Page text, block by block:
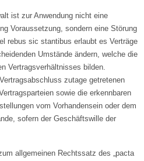
ist zur Anwendung nicht eine
Voraussetzung, sondern eine Störung
rebus sic stantibus erlaubt es Verträge
Umstände ändern, welche die
Vertragsverhältnisses bilden.
zutage getretenen
sowie die erkennbaren
vom Vorhandensein oder dem
sofern der Geschäftswille der
allgemeinen Rechtssatz des „pacta